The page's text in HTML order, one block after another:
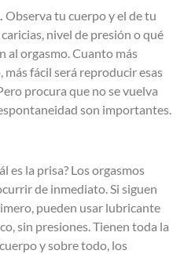
Observa tu cuerpo y el de tu
nivel de presión o qué
al orgasmo. Cuanto más
más fácil será reproducir esas
procura que no se vuelva
son importantes.
es la prisa? Los orgasmos
de inmediato. Si siguen
pueden usar lubricante
sin presiones. Tienen toda la
y sobre todo, los